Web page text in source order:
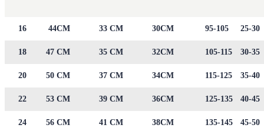
16 44CM 33 CM 30CM 95-105 25-30
18 47 CM 35 CM 32CM 105-115 30-35
20 50 CM 37 CM 34CM 115-125 35-40
22 53 CM 39 CM 36CM 125-135 40-45
24 56 CM 41 CM 38CM 135-145 45-50